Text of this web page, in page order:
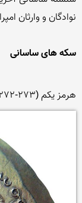
سکه های ساسانی
هرمز یکم (273-272 میلادی) ایستاده و یک نیزه را نگه داشته است